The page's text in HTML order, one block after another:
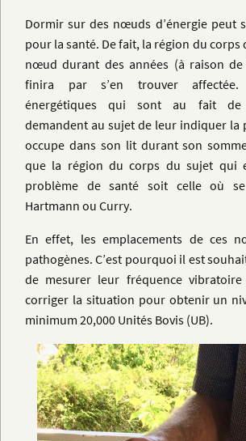
Dormir sur des nœuds d’énergie peut
pour la santé. De fait, la région du corps
nœud durant des années (à raison
finira par s’en trouver affectée.
énergétiques qui sont au fait de
demandent au sujet de leur indiquer la
occupe dans son lit durant son
que la région du corps du sujet qui
problème de santé soit celle où
Hartmann ou Curry.
En effet, les emplacements de ces
pathogènes. C’est pourquoi il est
de mesurer leur fréquence
corriger la situation pour obtenir un
minimum 20,000 Unités Bovis (UB).